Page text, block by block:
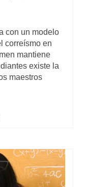
con un modelo
correísmo en
mantiene
existe la
maestros